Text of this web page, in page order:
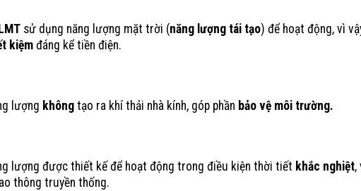
sử dụng năng lượng mặt trời (năng lượng tái tạo) để hoạt động, vì
kiệm đáng kể tiền điện.
lượng không tạo ra khí thải nhà kính, góp phần bảo vệ môi trường.
lượng được thiết kế để hoạt động trong điều kiện thời tiết khắc nghiệt,
thông truyền thống.